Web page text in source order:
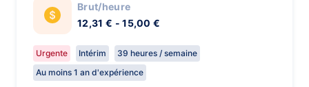
Brut/heure
12,31 € - 15,00 €
Urgente Intérim
39 heures / semaine
Au moins 1 an d'expérience